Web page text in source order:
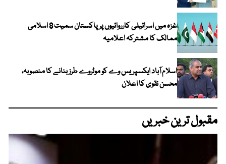
غزہ میں اسرائیلی کارروائیوں پر پاکستان سمیت 8 اسلامی
ممالک کا مشترکہ اعلامیہ
اسلام آباد ایکسپریس وے کو موٹروے طرز بنانے کا منصوبہ،
محسن نقوی کا اعلان
مقبول ترین خبریں